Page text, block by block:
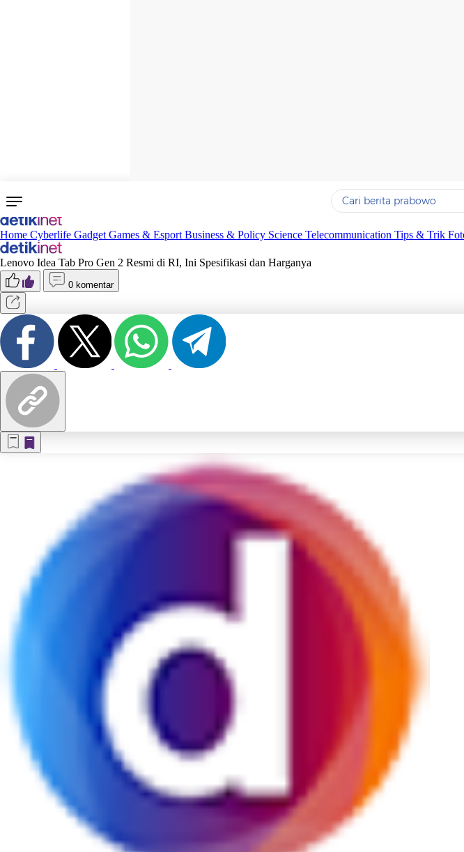
Yang sedang ramai dicari
Terakhir yang dicari
Home Cyberlife Gadget Games & Esport Business & Policy Science Telecommunication Tips & Trik
Lenovo Idea Tab Pro Gen 2 Resmi di RI, Ini Spesifikasi dan Harganya
0 komentar